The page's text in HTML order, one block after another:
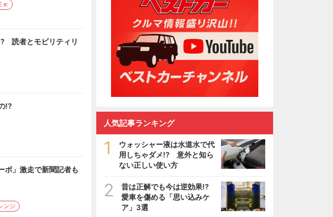
e:
読者とモビリティリ
!?
ボ」激走で新聞記者も
ンジ
人気記事ランキング
1
ウォッシャー液は水道水で代
用しちゃダメ!? 意外と知ら
ない正しい使い方
2
昔は正解でも今は逆効果!?
愛車を傷める「思い込みケ
ア」3選